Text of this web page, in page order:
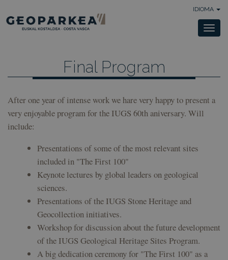
IDIOMA
Final Program
After one year of intense work we hare very happy to present a
very enjoyable program for the IUGS 60th aniversary. Will
include:
Presentations of some of the most relevant sites
included in "The First 100"
Keynote lectures by global leaders on geological
sciences.
Presentations of the IUGS Stone Heritage and
Geocollection initiatives.
Workshop for discussion about the future development
of the IUGS Geological Heritage Sites Program.
A big dedication ceremony for "The First 100" as a